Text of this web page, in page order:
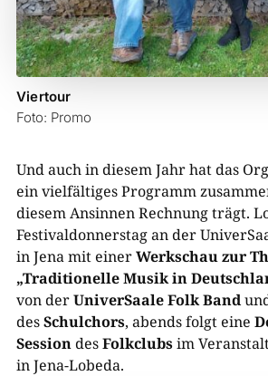
Viertour
Foto: Promo
Und auch in diesem Jahr hat das
ein vielfältiges Programm
diesem Ansinnen Rechnung trägt.
Festivaldonnerstag an der
in Jena mit einerWerkschauzur
„Traditionelle Musik in
von derUniverSaale Folk Band
desSchulchors, abends folgt eine
SessiondesFolkclubsim
in Jena-Lobeda.